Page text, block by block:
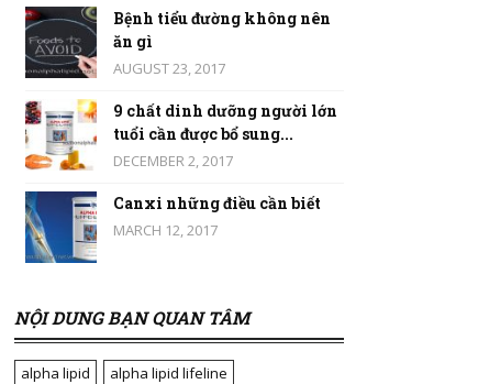
Bệnh tiểu đường không nên
ăn gì
AUGUST 23, 2017
9 chất dinh dưỡng người lớn
tuổi cần được bổ sung...
DECEMBER 2, 2017
Canxi những điều cần biết
MARCH 12, 2017
NỘI DUNG BẠN QUAN TÂM
alpha lipid
alpha lipid lifeline